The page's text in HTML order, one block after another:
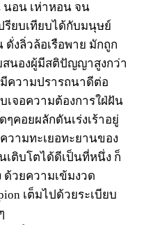
นอน เห่าหอน จน
รียบเทียบได้กับมนุษย์
งลิ่วล้อเรือพาย มักถูก
สนองผู้มีสติปัญญาสูงกว่า
มีความปรารถนาดีต่อ
จอความต้องการใฝ่ฝัน
คอยผลักดันเร่งเร้าอยู่
วามทะเยอทะยานของ
ติบโตได้ดีเป็นที่หนึ่ง ก็
วยความเข้มงวด
เต็มไปด้วยระเบียบ